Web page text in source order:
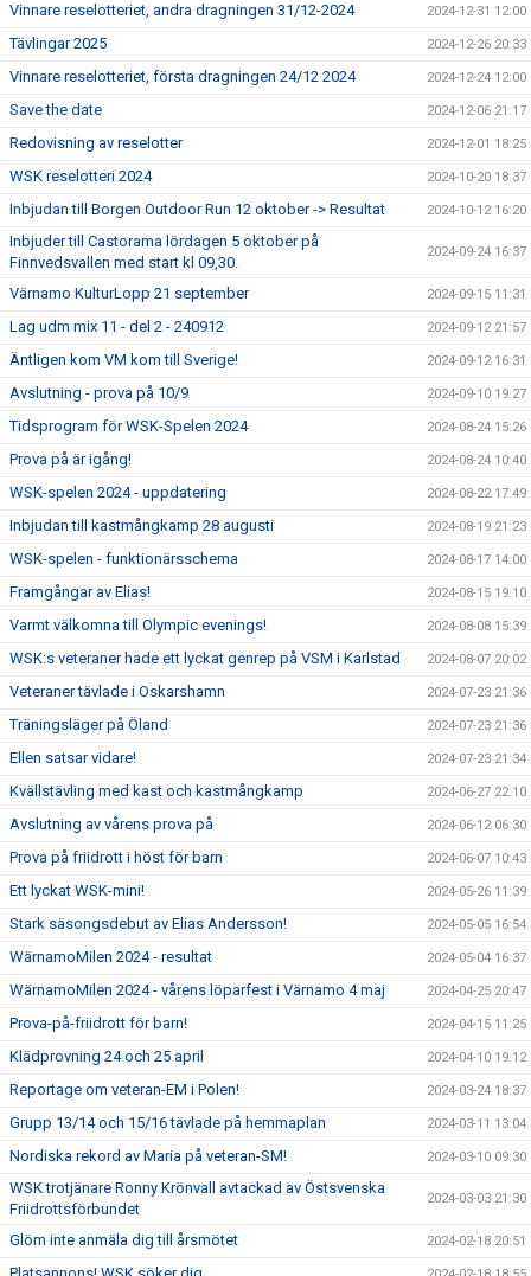
Vinnare reselotteriet, andra dragningen 31/12-2024 2024-12-31 12:00
Tävlingar 2025 2024-12-26 20:33
Vinnare reselotteriet, första dragningen 24/12 2024 2024-12-24 12:00
Save the date 2024-12-06 21:17
Redovisning av reselotter 2024-12-01 18:25
WSK reselotteri 2024 2024-10-20 18:37
Inbjudan till Borgen Outdoor Run 12 oktober -> Resultat 2024-10-12 16:20
Inbjuder till Castorama lördagen 5 oktober på
Finnvedsvallen med start kl 09,30.
2024-09-24 16:37
Värnamo KulturLopp 21 september 2024-09-15 11:31
Lag udm mix 11 - del 2 - 240912 2024-09-12 21:57
Äntligen kom VM kom till Sverige! 2024-09-12 16:31
Avslutning - prova på 10/9 2024-09-10 19:27
Tidsprogram för WSK-Spelen 2024 2024-08-24 15:26
Prova på är igång! 2024-08-24 10:40
WSK-spelen 2024 - uppdatering 2024-08-22 17:49
Inbjudan till kastmångkamp 28 augusti 2024-08-19 21:23
WSK-spelen - funktionärsschema 2024-08-17 14:00
Framgångar av Elias! 2024-08-15 19:10
Varmt välkomna till Olympic evenings! 2024-08-08 15:39
WSK:s veteraner hade ett lyckat genrep på VSM i Karlstad 2024-08-07 20:02
Veteraner tävlade i Oskarshamn 2024-07-23 21:36
Träningsläger på Öland 2024-07-23 21:36
Ellen satsar vidare! 2024-07-23 21:34
Kvällstävling med kast och kastmångkamp 2024-06-27 22:10
Avslutning av vårens prova på 2024-06-12 06:30
Prova på friidrott i höst för barn 2024-06-07 10:43
Ett lyckat WSK-mini! 2024-05-26 11:39
Stark säsongsdebut av Elias Andersson! 2024-05-05 16:54
WärnamoMilen 2024 - resultat 2024-05-04 16:37
WärnamoMilen 2024 - vårens löparfest i Värnamo 4 maj 2024-04-25 20:47
Prova-på-friidrott för barn! 2024-04-15 11:25
Klädprovning 24 och 25 april 2024-04-10 19:12
Reportage om veteran-EM i Polen! 2024-03-24 18:37
Grupp 13/14 och 15/16 tävlade på hemmaplan 2024-03-11 13:04
Nordiska rekord av Maria på veteran-SM! 2024-03-10 09:30
WSK trotjänare Ronny Krönvall avtackad av Östsvenska
Friidrottsförbundet
2024-03-03 21:30
Glöm inte anmäla dig till årsmötet 2024-02-18 20:51